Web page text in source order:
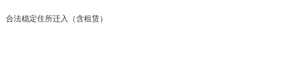
合法稳定住所迁入（含租赁）